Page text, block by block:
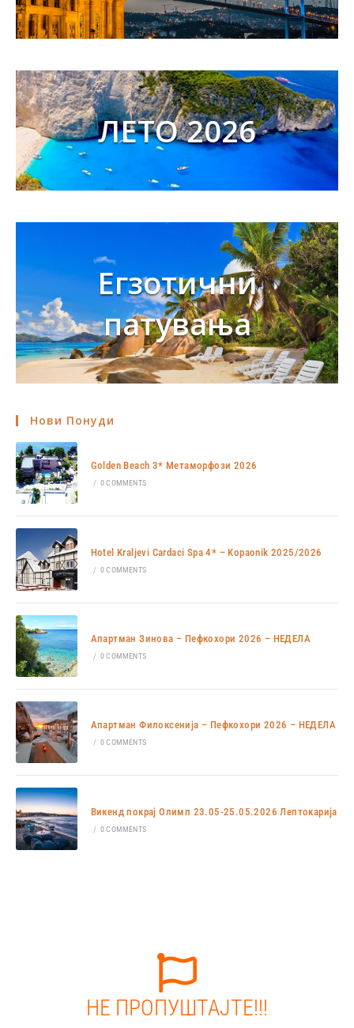
ЛЕТО 2026
Егзотични
патувања
Нови Понуди
Golden Beach 3* Метаморфози 2026
/ 0 COMMENTS
Hotel Kraljevi Cardaci Spa 4* – Kopaonik 2025/2026
/ 0 COMMENTS
Апартман Зинова – Пефкохори 2026 – НЕДЕЛА
/ 0 COMMENTS
Апартман Филоксенија – Пефкохори 2026 – НЕДЕЛА
/ 0 COMMENTS
Викенд покрај Олимп 23.05-25.05.2026 Лептокарија
/ 0 COMMENTS
НЕ ПРОПУШТАЈТЕ!!!